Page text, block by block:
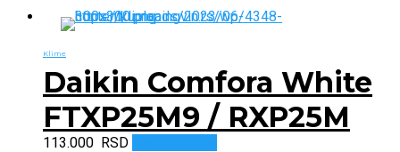
Klime
Daikin Comfora White
FTXP25M9 / RXP25M
113.000 RSD